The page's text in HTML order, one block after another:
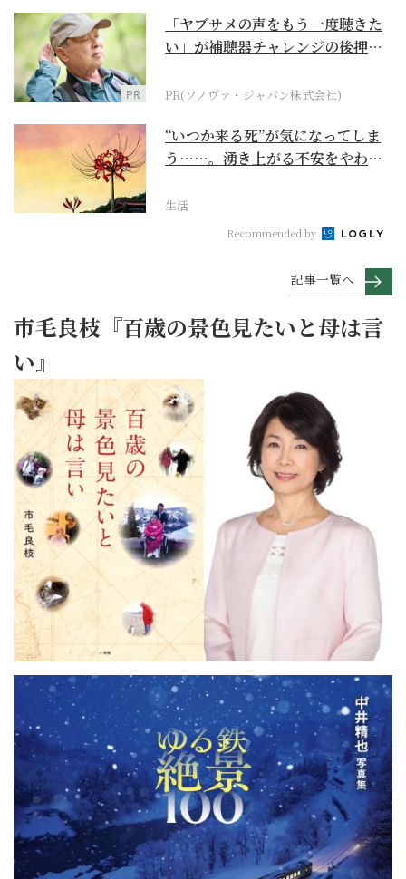
PR
「ヤブサメの声をもう一度聴きた
い」が補聴器チャレンジの後押し
PR(ソノヴァ・ジャパン株式会社)
“いつか来る死”が気になってしま
う……。湧き上がる不安をやわら
生活
Recommended by
記事一覧へ
市毛良枝『百歳の景色見たいと母は言
い』